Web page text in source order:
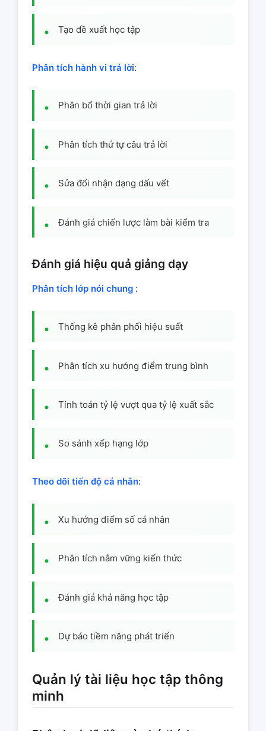
Tạo đề xuất học tập
Phân tích hành vi trả lời:
Phân bổ thời gian trả lời
Phân tích thứ tự câu trả lời
Sửa đổi nhận dạng dấu vết
Đánh giá chiến lược làm bài kiểm tra
Đánh giá hiệu quả giảng dạy
Phân tích lớp nói chung :
Thống kê phân phối hiệu suất
Phân tích xu hướng điểm trung bình
Tính toán tỷ lệ vượt qua tỷ lệ xuất sắc
So sánh xếp hạng lớp
Theo dõi tiến độ cá nhân:
Xu hướng điểm số cá nhân
Phân tích nắm vững kiến thức
Đánh giá khả năng học tập
Dự báo tiềm năng phát triển
Quản lý tài liệu học tập thông
minh